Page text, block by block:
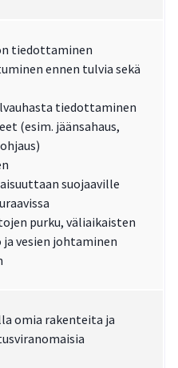
tiedottaminen
ennen tulvia sekä
tiedottaminen
(esim. jäänsahaus,
suojaaville
purku, väliaikaisten
vesien johtaminen
omia rakenteita ja